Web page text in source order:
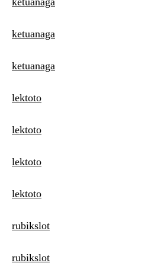
ketuanaga
ketuanaga
lektoto
lektoto
lektoto
lektoto
rubikslot
rubikslot